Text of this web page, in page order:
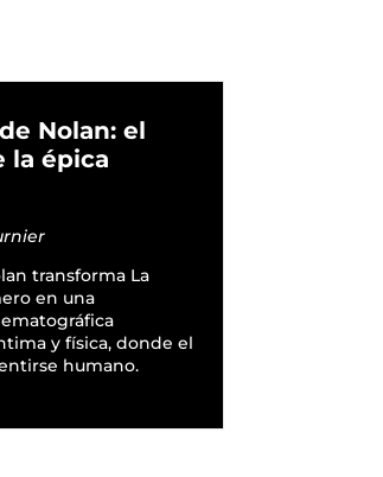
Nolan: el
la épica
transforma La
en una
y física, donde el
humano.